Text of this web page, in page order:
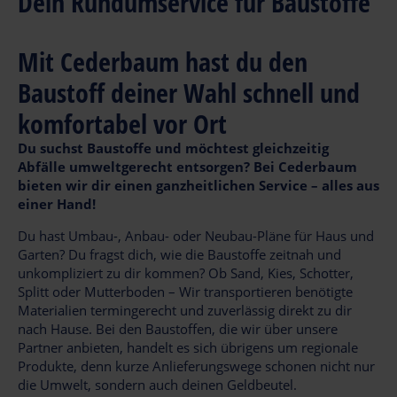
Mit Cederbaum hast du den
Baustoff deiner Wahl schnell und
komfortabel vor Ort
Du suchst Baustoffe und möchtest gleichzeitig
Abfälle umweltgerecht entsorgen? Bei Cederbaum
bieten wir dir einen ganzheitlichen Service – alles aus
einer Hand!
Du hast Umbau-, Anbau- oder Neubau-Pläne für Haus und
Garten? Du fragst dich, wie die Baustoffe zeitnah und
unkompliziert zu dir kommen? Ob Sand, Kies, Schotter,
Splitt oder Mutterboden – Wir transportieren benötigte
Materialien termingerecht und zuverlässig direkt zu dir
nach Hause. Bei den Baustoffen, die wir über unsere
Partner anbieten, handelt es sich übrigens um regionale
Produkte, denn kurze Anlieferungswege schonen nicht nur
die Umwelt, sondern auch deinen Geldbeutel.